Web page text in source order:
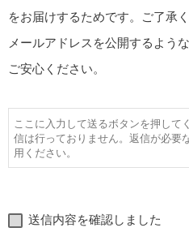
をお届けするためです。ご了承
メールアドレスを公開するよう
ご安心ください。
送信内容を確認しました